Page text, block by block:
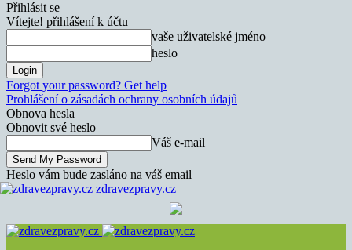
Přihlásit se
Vítejte! přihlášení k účtu
vaše uživatelské jméno
heslo
Forgot your password? Get help
Prohlášení o zásadách ochrany osobních údajů
Obnova hesla
Obnovit své heslo
Váš e-mail
Heslo vám bude zasláno na váš email
zdravezpravy.cz